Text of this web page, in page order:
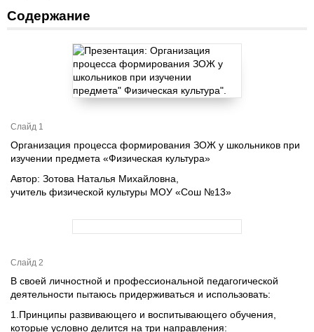
Содержание
Слайд 1
Организация процесса формирования ЗОЖ у школьников при
изучении предмета «Физическая культура»
Автор: Зотова Наталья Михайловна,
учитель физической культуры МОУ «Сош №13»
Слайд 2
В своей личностной и профессиональной педагогической
деятельности пытаюсь придерживаться и использовать:
1.Принципы развивающего и воспитывающего обучения,
которые условно делится на три направления: